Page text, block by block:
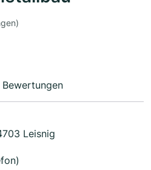
Bewertungen
Leisnig